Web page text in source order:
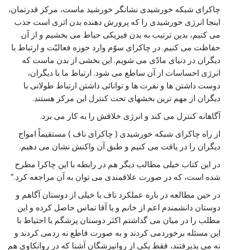
چاکرای شبکه خورشیدی نشانگر خورشید ماست، مرکز قدرتمان،
اینجا انرژی خورشیدی را که پرورش دهنده بدن اتری است جذب
می کنیم، بدین ترتیب به بدن فیزیکی حیاط می بخشیم و از آن
حفاظت می کنیم. در چاکرای سوّم وارد حوزه فعالیّت و ارتباط با
دیگران در دنیای مادّی می شویم. این بخشی از بدن ماست که
انرژی احساسات از آن ساطع می شود. ارتباط ما با دیگران،
دوست داشتن ها و نفرت ها و توانائی داشتن ارتباط طولانی با
دیگران از مهم ترین بخشهای تحت کنترل این مرکز هستند.
آگاهانه کنترل می کند و انرژی خلاقش را به کار می برد.
از راه چاکرای شبکه خورشیدی ( چاکرای ناف ) مستقیماً امواج
دیگران را در یافت می کنیم و طبق آن واکنش نشان می دهیم.
در این کتاب خیلی مطالب دیگر هم در رابطه با این چاکرا مطرح
شده است، که در صورت علاقمندی می توان به آن مراجعه کرد.”
در حین مطالعه در باره عملکرد ناف با خیلی از دوستان آگاهم و
دوستان دانشمندم اعم از خانم و یا آقا تماس حاصل کرده و این
مطلب را در میان می گذاشتم اکثر دوستان پزشگم با احتیاط با
این مسئله برخوردمی کردند و به صورت قاطع نه ردمی کردند و
نه می پذیرفتند، فقط یکی از روانپزشگان آشنا که در روانکاوی هم